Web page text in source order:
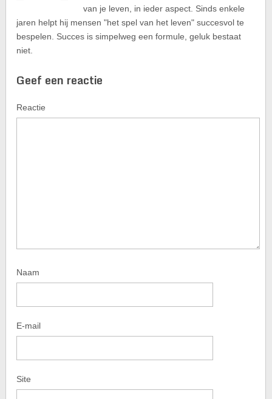
van je leven, in ieder aspect. Sinds enkele
jaren helpt hij mensen "het spel van het leven" succesvol te
bespelen. Succes is simpelweg een formule, geluk bestaat
niet.
Geef een reactie
Reactie
Naam
E-mail
Site